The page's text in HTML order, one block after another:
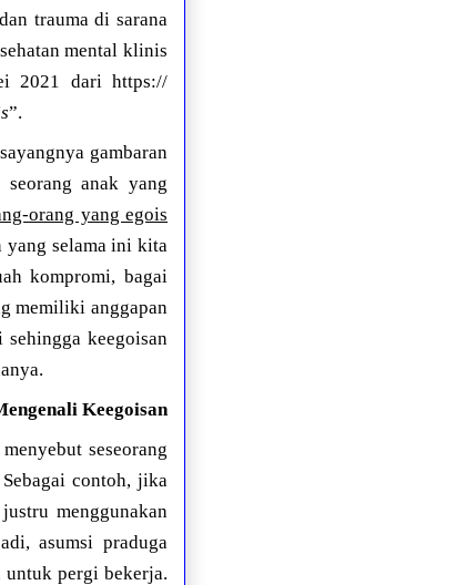
trauma di sarana
mental klinis
2021 dari https://
”.
gambaran
anak yang
orang yang egois
yang selama ini kita
kompromi, bagai
memiliki anggapan
keegoisan
Keegoisan
seseorang
contoh, jika
menggunakan
asumsi praduga
untuk pergi bekerja.